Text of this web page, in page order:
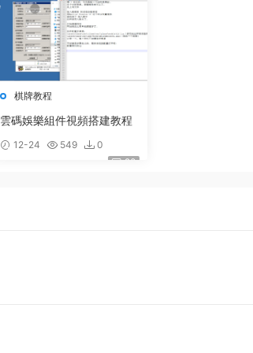
棋牌教程
雲碼娛樂組件視頻搭建教程
12-24 549
0
20